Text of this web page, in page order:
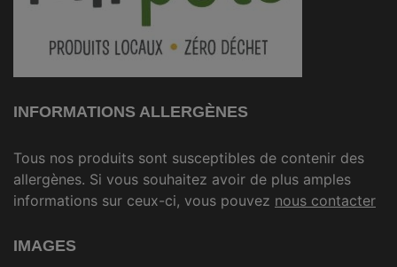
INFORMATIONS ALLERGÈNES
Tous nos produits sont susceptibles de contenir des
allergènes. Si vous souhaitez avoir de plus amples
informations sur ceux-ci, vous pouvez nous contacter
IMAGES